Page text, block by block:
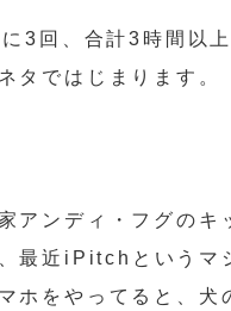
3回、合計3時間以
タではじまります。
アンディ・フグのキ
最近iPitchというマ
ホをやってると、